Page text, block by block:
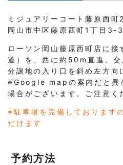
ミジュアリーコート藤原西町
岡山市中区藤原西町1丁目3-
ローソン岡山藤原西町店に接
道）を、西に約50m直進。交
分譲地の入り口を斜め左方向
※Google mapの案内だと異
場合がございます。ご注意く
※駐車場を完備しております
だけます
予約方法